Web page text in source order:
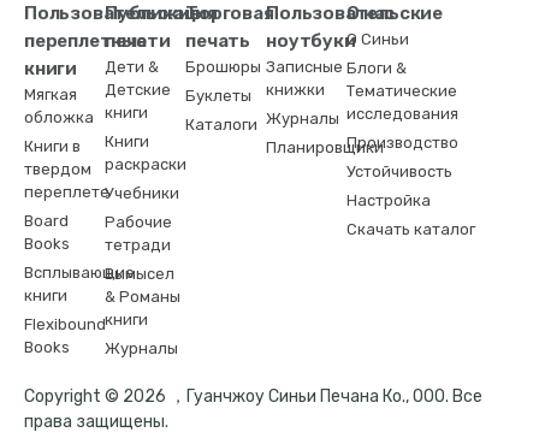
Пользовательские
переплетные
книги
Мягкая
обложка
Книги в
твердом
переплете
Board
Books
Всплывающие
книги
Flexibound
Books
Публикация
печати
Дети &
Детские
книги
Книги
раскраски
Учебники
Рабочие
тетради
Вымысел
& Романы
книги
Журналы
Торговая
печать
Брошюры
Буклеты
Каталоги
Пользовательские
ноутбуки
Записные
книжки
Журналы
Планировщики
О нас
О Синьи
Блоги &
Тематические
исследования
Производство
Устойчивость
Настройка
Скачать каталог
Copyright © 2026 ，Гуанчжоу Синьи Печана Ко., ООО. Все
права защищены.